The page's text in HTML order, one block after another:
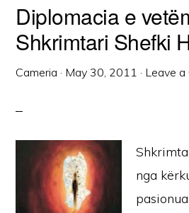
Diplomacia e
Shkrimtari Shefki
Cameria · May 30, 2011 · Leave
nga